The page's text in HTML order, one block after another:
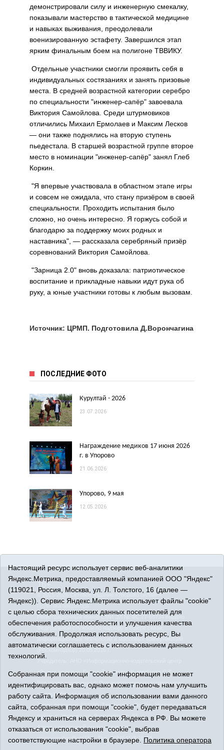
демонстрировали силу и инженерную смекалку,
показывали мастерство в тактической медицине
и навыках выживания, преодолевали
военизированную эстафету. Завершился этап
ярким финальным боем на полигоне ТВВИКУ.
Отдельные участники смогли проявить себя в
индивидуальных состязаниях и занять призовые
места. В средней возрастной категории серебро
по специальности "инженер-сапёр" завоевала
Виктория Самойлова. Среди штурмовиков
отличились Михаил Ермолаев и Максим Лесков
— они также поднялись на вторую ступень
пьедестала. В старшей возрастной группе второе
место в номинации "инженер-сапёр" занял Глеб
Коркин.
"Я впервые участвовала в областном этапе игры
и совсем не ожидала, что стану призёром в своей
специальности. Проходить испытания было
сложно, но очень интересно. Я горжусь собой и
благодарю за поддержку моих родных и
наставника", — рассказала серебряный призёр
соревнований Виктория Самойлова.
"Зарница 2.0" вновь доказала: патриотическое
воспитание и прикладные навыки идут рука об
руку, а юные участники готовы к любым вызовам.
Источник: ЦРМП. Подготовила Д.Ворончагина
ПОСЛЕДНИЕ ФОТО
Курултай - 2026
23.07.2026
Награждение медиков 17 июня 2026
г. в Упорово
21.06.2026
Упорово, 9 мая
12.05.2026
16+
© 2015-2026 Сетевое издание «Упорово онлайн».
Политика оператора
Регистрационный номер СМИ ЭЛ № ФС 77-65734 выдано
Федеральной службой по надзору в сфере связи,
информационных технологий и массовых коммуникаций
«Знамя правды». Главный редактор Кузембаева С.Т.
Все права защищены © При использовании материалов
ссылка обязательна
Адрес редакции: 627180, Тюменская область, Упоровский
район, с. Упорово, ул. Володарского, 31
Адрес электронной почты редакции:
uporovoonline@obl72.ruТел.: 8(34541)3-16-44
Настоящий ресурс использует сервис веб-аналитики
Яндекс.Метрика, предоставляемый компанией ООО "Яндекс"
(119021, Россия, Москва, ул. Л. Толстого, 16 (далее —
Яндекс)). Сервис Яндекс.Метрика использует файлы "cookie"
с целью сбора технических данных посетителей для
обеспечения работоспособности и улучшения качества
обслуживания. Продолжая использовать ресурс, Вы
автоматически соглашаетесь с использованием данных
технологий.
Собранная при помощи "cookie" информация не может
идентифицировать вас, однако может помочь нам улучшить
работу сайта. Информация об использовании вами данного
сайта, собранная при помощи "cookie", будет передаваться
Яндексу и храниться на серверах Яндекса в РФ. Вы можете
отказаться от использования "cookie", выбрав
соответствующие настройки в браузере. Политика оператора